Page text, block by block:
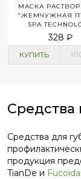
МАСКА
"ЖЕМЧУЖНАЯ
SPA
328 ₽
КУПИТЬ
Средства
Средства для
продукция
TianDe и